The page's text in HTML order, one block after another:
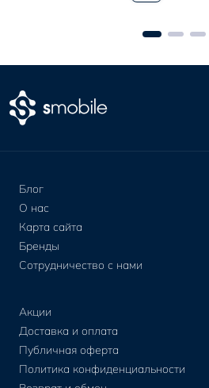
Блог
О нас
Карта сайта
Бренды
Сотрудничество с нами
Акции
Доставка и оплата
Публичная оферта
Политика конфиденциальности